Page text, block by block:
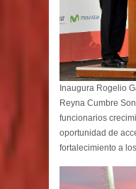
Inaugura Rogelio
Reyna Cumbre
funcionarios
oportunidad de
fortalecimiento a